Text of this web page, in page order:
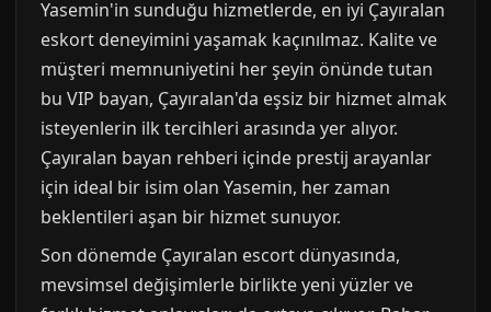
Yasemin'in sunduğu hizmetlerde, en iyi Çayıralan
eskort deneyimini yaşamak kaçınılmaz. Kalite ve
müşteri memnuniyetini her şeyin önünde tutan
bu VIP bayan, Çayıralan'da eşsiz bir hizmet almak
isteyenlerin ilk tercihleri arasında yer alıyor.
Çayıralan bayan rehberi içinde prestij arayanlar
için ideal bir isim olan Yasemin, her zaman
beklentileri aşan bir hizmet sunuyor.
Son dönemde Çayıralan escort dünyasında,
mevsimsel değişimlerle birlikte yeni yüzler ve